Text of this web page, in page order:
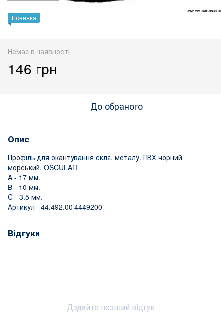
Новинка
Немає в наявності
146 грн
До обраного
Опис
Профіль для окантування скла, металу. ПВХ чорний
морський. OSCULATI
A - 17 мм.
B - 10 мм.
C - 3.5 мм.
Артикул - 44.492.00 4449200
Відгуки
Додайте перший відгук